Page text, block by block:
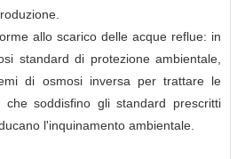
allo scarico delle acque reflue: in
standard di protezione ambientale,
di osmosi inversa per trattare le
soddisfino gli standard prescritti
l'inquinamento ambientale.